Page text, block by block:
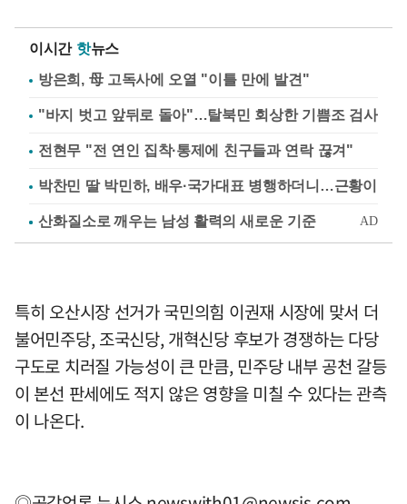
이시간 핫뉴스
방은희, 母 고독사에 오열 "이틀 만에 발견"
"바지 벗고 앞뒤로 돌아"…탈북민 회상한 기쁨조 검사
전현무 "전 연인 집착·통제에 친구들과 연락 끊겨"
박찬민 딸 박민하, 배우·국가대표 병행하더니…근황이
특히 오산시장 선거가 국민의힘 이권재 시장에 맞서 더
불어민주당, 조국신당, 개혁신당 후보가 경쟁하는 다당
구도로 치러질 가능성이 큰 만큼, 민주당 내부 공천 갈등
이 본선 판세에도 적지 않은 영향을 미칠 수 있다는 관측
이 나온다.